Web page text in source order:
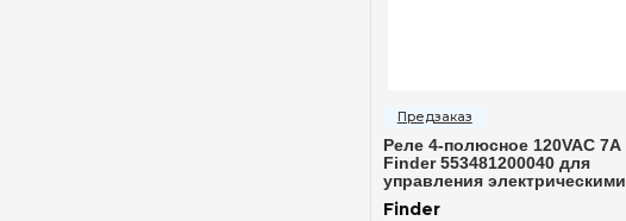
Реле 4-полюсное 120VAC 7A
Finder 553481200040 для
управления электрическими
цепями
Finder